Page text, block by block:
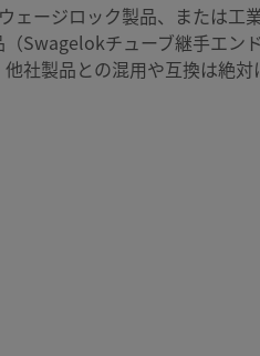
接続時）
1500 PSIG @ 70°F
ェージロック製品、または工
（Swagelokチューブ継手エン
社製品との混用や互換は絶対